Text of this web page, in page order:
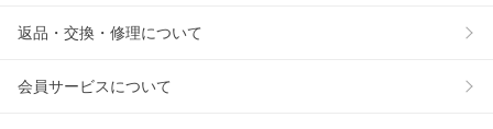
返品・交換・修理について
会員サービスについて